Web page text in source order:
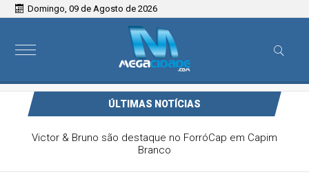
Domingo, 09 de Agosto de 2026
ÚLTIMAS NOTÍCIAS
Victor & Bruno são destaque no ForróCap em Capim
Branco